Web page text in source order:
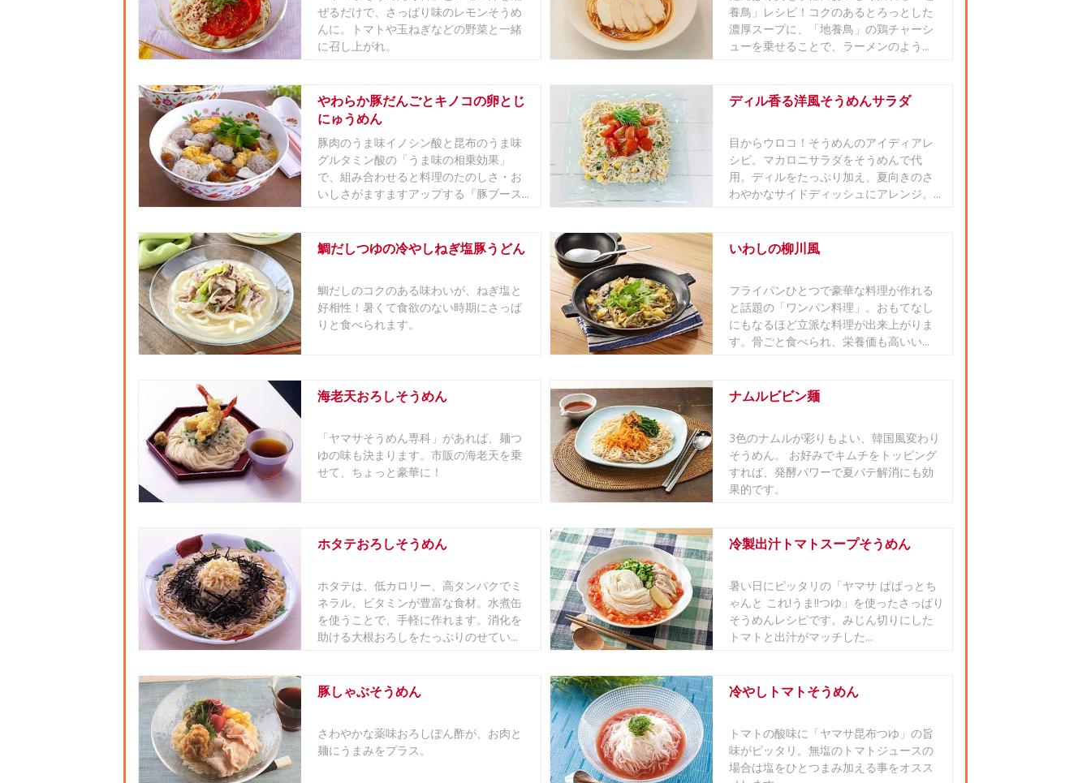
ぜるだけで、さっぱり味のレモンそうめ
んに。トマトや玉ねぎなどの野菜と一緒
に召し上がれ。
養鳥」レシピ！コクのあるとろっとした
濃厚スープに、「地養鳥」の鶏チャーシ
ューを乗せることで、ラーメンのよう...
やわらか豚だんごとキノコの卵とじ
にゅうめん
豚肉のうま味イノシン酸と昆布のうま味
グルタミン酸の「うま味の相乗効果」
で、組み合わせると料理のたのしさ・お
いしさがますますアップする『豚ブース...
ディル香る洋風そうめんサラダ
目からウロコ！そうめんのアイディアレ
シピ。マカロニサラダをそうめんで代
用。ディルをたっぷり加え、夏向きのさ
わやかなサイドディッシュにアレンジ。...
鯛だしつゆの冷やしねぎ塩豚うどん
鯛だしのコクのある味わいが、ねぎ塩と
好相性！暑くて食欲のない時期にさっぱ
りと食べられます。
いわしの柳川風
フライパンひとつで豪華な料理が作れる
と話題の「ワンパン料理」。おもてなし
にもなるほど立派な料理が出来上がりま
す。骨ごと食べられ、栄養価も高いい...
海老天おろしそうめん
「ヤマサそうめん専科」があれば、麺つ
ゆの味も決まります。市販の海老天を乗
せて、ちょっと豪華に！
ナムルビビン麺
3色のナムルが彩りもよい、韓国風変わり
そうめん。 お好みでキムチをトッピング
すれば、発酵パワーで夏バテ解消にも効
果的です。
ホタテおろしそうめん
ホタテは、低カロリー、高タンパクでミ
ネラル、ビタミンが豊富な食材。水煮缶
を使うことで、手軽に作れます。消化を
助ける大根おろしをたっぷりのせてい...
冷製出汁トマトスープそうめん
暑い日にピッタリの「ヤマサ ぱぱっとち
ゃんと これ!うま!!つゆ」を使ったさっぱり
そうめんレシピです。みじん切りにした
トマトと出汁がマッチした...
豚しゃぶそうめん
さわやかな薬味おろしぽん酢が、お肉と
麺にうまみをプラス。
冷やしトマトそうめん
トマトの酸味に「ヤマサ昆布つゆ」の旨
味がピッタリ。無塩のトマトジュースの
場合は塩をひとつまみ加える事をオスス